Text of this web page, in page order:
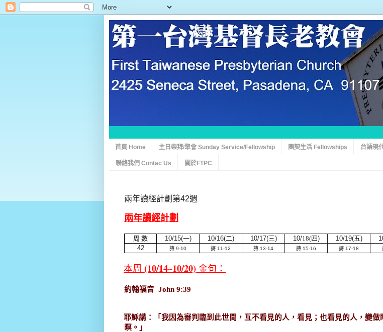
首頁 Home 主日崇拜/聚會 Sunday Service/Fellowship 團契生活 Fellowships 台語現
聯絡我們 Contac Us 關於FTPC
兩年讀經計劃第42週
兩年讀經計劃
周 數 10/15(一) 10/16(二) 10/17(三) 10/18(四) 10/19(五)
42
詩 9-10 詩 11-12 詩 13-14 詩 15-16 詩 17-18
本周 (10/14~10/20) 金句：
約翰福音 John 9:39
耶穌講：「我因為審判臨到此世間，互不看見的人，看見；也看見的人，變做
暝。」